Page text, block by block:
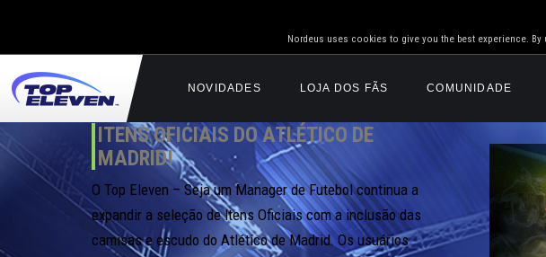
Nordeus uses cookies to give you the best experience.
NOVIDADES LOJA DOS FÃS COMUNIDADE
ITENS OFICIAIS DO ATLÉTICO DE
MADRID!
O Top Eleven – Seja um Manager de Futebol continua a
expandir a seleção de Itens Oficiais com a inclusão das
camisas e escudo do Atlético de Madrid. Os usuários